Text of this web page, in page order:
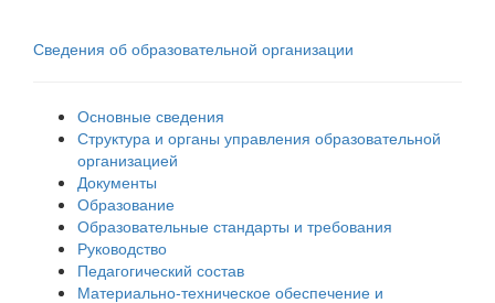
Сведения об образовательной организации
Основные сведения
Структура и органы управления образовательной
организацией
Документы
Образование
Образовательные стандарты и требования
Руководство
Педагогический состав
Материально-техническое обеспечение и